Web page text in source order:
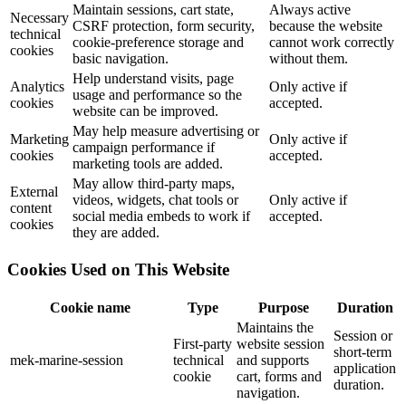
Necessary
technical
cookies
Maintain sessions, cart state,
CSRF protection, form security,
cookie-preference storage and
basic navigation.
Always active
because the website
cannot work correctly
without them.
Analytics
cookies
Help understand visits, page
usage and performance so the
website can be improved.
Only active if
accepted.
Marketing
cookies
May help measure advertising or
campaign performance if
marketing tools are added.
Only active if
accepted.
External
content
cookies
May allow third-party maps,
videos, widgets, chat tools or
social media embeds to work if
they are added.
Only active if
accepted.
Cookies Used on This Website
Cookie name Type Purpose Duration
mek-marine-session
First-party
technical
cookie
Maintains the
website session
and supports
cart, forms and
navigation.
Session or
short-term
application
duration.